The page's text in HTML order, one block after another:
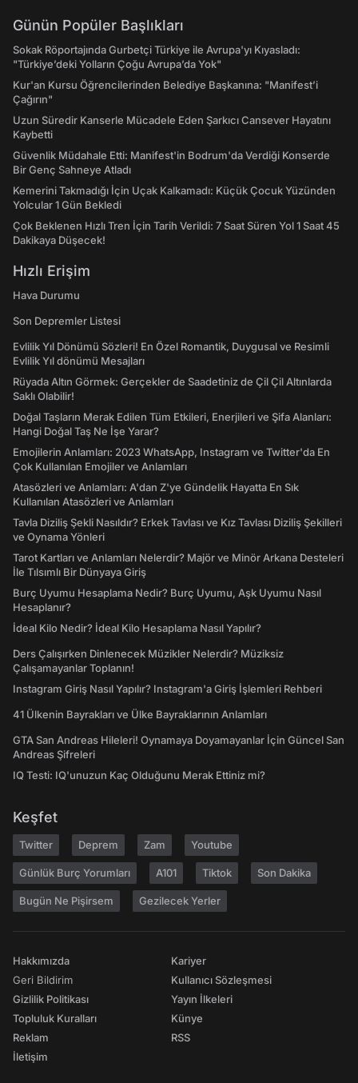
Günün Popüler Başlıkları
Sokak Röportajında Gurbetçi Türkiye ile Avrupa'yı Kıyasladı:
"Türkiye’deki Yolların Çoğu Avrupa’da Yok"
Kur'an Kursu Öğrencilerinden Belediye Başkanına: "Manifest’i
Çağırın"
Uzun Süredir Kanserle Mücadele Eden Şarkıcı Cansever Hayatını
Kaybetti
Güvenlik Müdahale Etti: Manifest'in Bodrum'da Verdiği Konserde
Bir Genç Sahneye Atladı
Kemerini Takmadığı İçin Uçak Kalkamadı: Küçük Çocuk Yüzünden
Yolcular 1 Gün Bekledi
Çok Beklenen Hızlı Tren İçin Tarih Verildi: 7 Saat Süren Yol 1 Saat 45
Dakikaya Düşecek!
Hızlı Erişim
Hava Durumu
Son Depremler Listesi
Evlilik Yıl Dönümü Sözleri! En Özel Romantik, Duygusal ve Resimli
Evlilik Yıl dönümü Mesajları
Rüyada Altın Görmek: Gerçekler de Saadetiniz de Çil Çil Altınlarda
Saklı Olabilir!
Doğal Taşların Merak Edilen Tüm Etkileri, Enerjileri ve Şifa Alanları:
Hangi Doğal Taş Ne İşe Yarar?
Emojilerin Anlamları: 2023 WhatsApp, Instagram ve Twitter'da En
Çok Kullanılan Emojiler ve Anlamları
Atasözleri ve Anlamları: A'dan Z'ye Gündelik Hayatta En Sık
Kullanılan Atasözleri ve Anlamları
Tavla Diziliş Şekli Nasıldır? Erkek Tavlası ve Kız Tavlası Diziliş Şekilleri
ve Oynama Yönleri
Tarot Kartları ve Anlamları Nelerdir? Majör ve Minör Arkana Desteleri
İle Tılsımlı Bir Dünyaya Giriş
Burç Uyumu Hesaplama Nedir? Burç Uyumu, Aşk Uyumu Nasıl
Hesaplanır?
İdeal Kilo Nedir? İdeal Kilo Hesaplama Nasıl Yapılır?
Ders Çalışırken Dinlenecek Müzikler Nelerdir? Müziksiz
Çalışamayanlar Toplanın!
Instagram Giriş Nasıl Yapılır? Instagram'a Giriş İşlemleri Rehberi
41 Ülkenin Bayrakları ve Ülke Bayraklarının Anlamları
GTA San Andreas Hileleri! Oynamaya Doyamayanlar İçin Güncel San
Andreas Şifreleri
IQ Testi: IQ'unuzun Kaç Olduğunu Merak Ettiniz mi?
Keşfet
Twitter Deprem Zam Youtube
Günlük Burç Yorumları A101 Tiktok Son Dakika
Bugün Ne Pişirsem Gezilecek Yerler
Hakkımızda
Geri Bildirim
Gizlilik Politikası
Topluluk Kuralları
Reklam
İletişim
Kariyer
Kullanıcı Sözleşmesi
Yayın İlkeleri
Künye
RSS